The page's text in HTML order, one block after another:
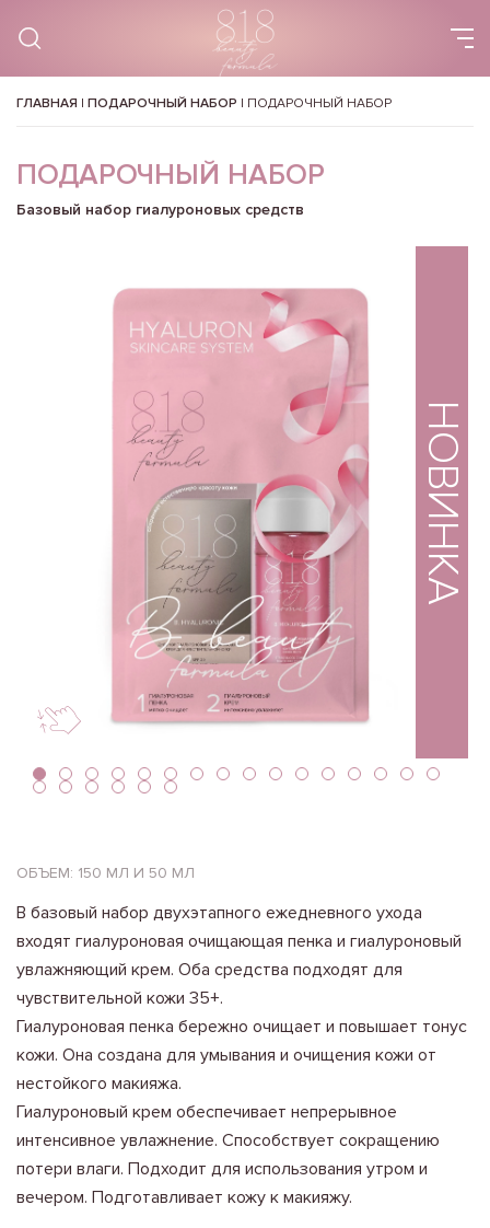
ГЛАВНАЯ | ПОДАРОЧНЫЙ НАБОР | ПОДАРОЧНЫЙ НАБОР
ПОДАРОЧНЫЙ НАБОР
Базовый набор гиалуроновых средств
НОВИНКА
ОБЪЕМ: 150 МЛ И 50 МЛ
В базовый набор двухэтапного ежедневного ухода
входят гиалуроновая очищающая пенка и гиалуроновый
увлажняющий крем. Оба средства подходят для
чувствительной кожи 35+.
Гиалуроновая пенка бережно очищает и повышает тонус
кожи. Она создана для умывания и очищения кожи от
нестойкого макияжа.
Гиалуроновый крем обеспечивает непрерывное
интенсивное увлажнение. Способствует сокращению
потери влаги. Подходит для использования утром и
вечером. Подготавливает кожу к макияжу.